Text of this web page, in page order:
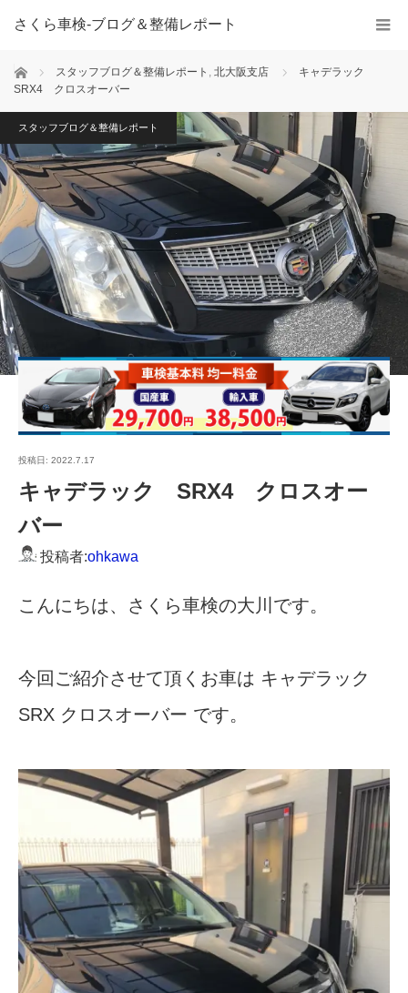
さくら車検‐ブログ＆整備レポート
ホーム スタッフブログ＆整備レポート , 北大阪支店
キャデラック
SRX4 クロスオーバー
スタッフブログ＆整備レポート
投稿日: 2022.7.17
キャデラック SRX4 クロスオー
バー
投稿者:ohkawa
こんにちは、さくら車検の大川です。
今回ご紹介させて頂くお車は キャデラック
SRX クロスオーバー です。